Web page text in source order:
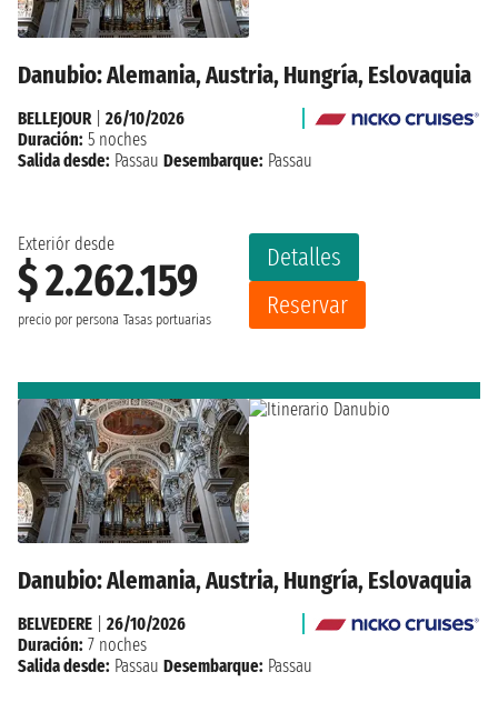
Danubio: Alemania, Austria, Hungría, Eslovaquia
Exteriór desde
$ 2.262.159
precio por persona Tasas portuarias
Detalles
Reservar
BELLEJOUR| 26/10/2026
Duración: 5 noches
Salida desde: Passau Desembarque: Passau
Danubio: Alemania, Austria, Hungría, Eslovaquia
BELVEDERE
26/10/2026
Duración: 7 noches
Salida desde: Passau Desembarque: Passau